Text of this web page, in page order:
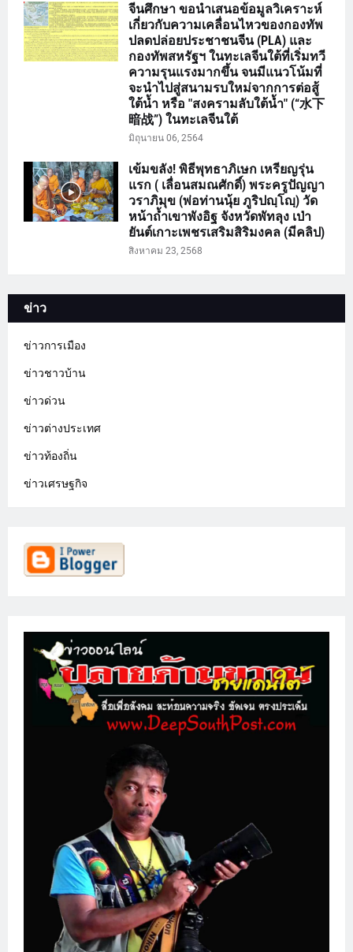
จีนศึกษา ขอนำเสนอข้อมูลวิเคราะห์
เกี่ยวกับความเคลื่อนไหวของกองทัพ
ปลดปล่อยประชาชนจีน (PLA) และ
กองทัพสหรัฐฯ ในทะเลจีนใต้ที่เริ่มทวี
ความรุนแรงมากขึ้น จนมีแนวโน้มที่
จะนำไปสู่สนามรบใหม่จากการต่อสู้
ใต้น้ำ หรือ "สงครามลับใต้น้ำ" (“水下
暗战”) ในทะเลจีนใต้
มิถุนายน 06, 2564
เข้มขลัง! พิธีพุทธาภิเษก เหรียญรุ่น
แรก ( เลื่อนสมณศักดิ์) พระครูปัญญา
วราภิมุข (พ่อท่านนุ้ย ภูริปญฺโญฺ) วัด
หน้าถ้ำเขาพังอิฐ จังหวัดพัทลุง เป่า
ยันต์เกาะเพชรเสริมสิริมงคล (มีคลิป)
สิงหาคม 23, 2568
ข่าว
ข่าวการเมือง
ข่าวชาวบ้าน
ข่าวด่วน
ข่าวต่างประเทศ
ข่าวท้องถิ่น
ข่าวเศรษฐกิจ